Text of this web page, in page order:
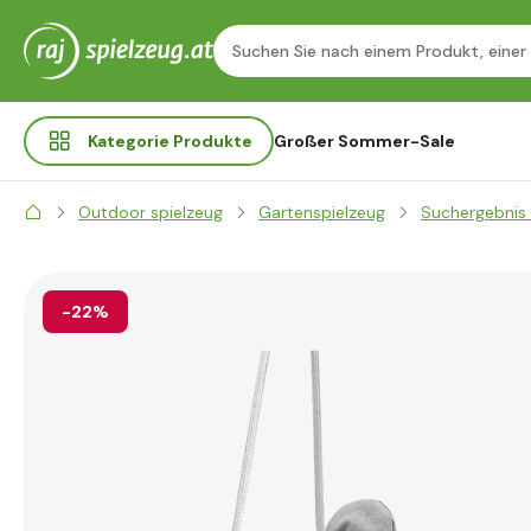
Kategorie Produkte Großer Sommer-Sale
Outdoor spielzeug Gartenspielzeug Suchergebnis
-22%